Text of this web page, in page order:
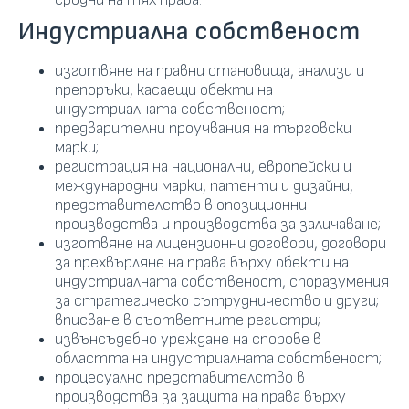
Индустриална собственост
изготвяне на правни становища, анализи и
препоръки, касаещи обекти на
индустриалната собственост;
предварителни проучвания на търговски
марки;
регистрация на национални, европейски и
международни марки, патенти и дизайни,
представителство в опозиционни
производства и производства за заличаване;
изготвяне на лицензионни договори, договори
за прехвърляне на права върху обекти на
индустриалната собственост, споразумения
за стратегическо сътрудничество и други;
вписване в съответните регистри;
извънсъдебно уреждане на спорове в
областта на индустриалната собственост;
процесуално представителство в
производства за защита на права върху